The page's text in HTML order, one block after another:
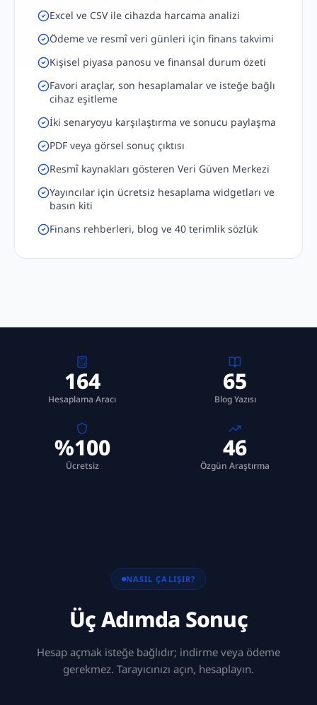
Excel ve CSV ile cihazda harcama analizi
Ödeme ve resmî veri günleri için finans takvimi
Kişisel piyasa panosu ve finansal durum özeti
Favori araçlar, son hesaplamalar ve isteğe bağlı
cihaz eşitleme
İki senaryoyu karşılaştırma ve sonucu paylaşma
PDF veya görsel sonuç çıktısı
Resmî kaynakları gösteren Veri Güven Merkezi
Yayıncılar için ücretsiz hesaplama widgetları ve
basın kiti
Finans rehberleri, blog ve 40 terimlik sözlük
164
Hesaplama Aracı
65
Blog Yazısı
%100
Ücretsiz
46
Özgün Araştırma
NASIL ÇALIŞIR?
Üç Adımda Sonuç
Hesap açmak isteğe bağlıdır; indirme veya ödeme
gerekmez. Tarayıcınızı açın, hesaplayın.